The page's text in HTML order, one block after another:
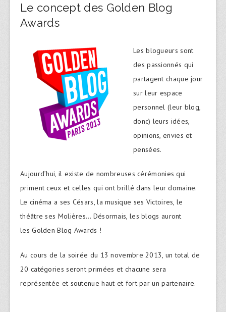
Le concept des Golden Blog
Awards
Les blogueurs sont
des passionnés qui
partagent chaque jour
sur leur espace
personnel (leur blog,
donc) leurs idées,
opinions, envies et
pensées.
Aujourd’hui, il existe de nombreuses cérémonies qui
priment ceux et celles qui ont brillé dans leur domaine.
Le cinéma a ses Césars, la musique ses Victoires, le
théâtre ses Molières… Désormais, les blogs auront
les Golden Blog Awards !
Au cours de la soirée du 13 novembre 2013, un total de
20 catégories seront primées et chacune sera
représentée et soutenue haut et fort par un partenaire.